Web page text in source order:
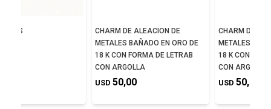
C´S
CHARM DE ALEACION DE
METALES BAÑADO EN ORO DE
18 K CON FORMA DE LETRAB
CON ARGOLLA
USD 50,00
CHARM DE
METALES
18 K CON
CON ARGOLLA
USD 50,00